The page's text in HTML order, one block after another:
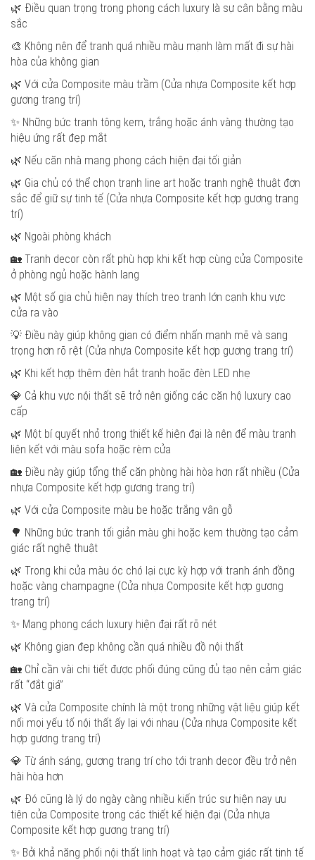
🌿 Điều quan trọng trong phong cách luxury là sự cân bằng màu
sắc
🎨 Không nên để tranh quá nhiều màu mạnh làm mất đi sự hài
hòa của không gian
🌿 Với cửa Composite màu trầm (Cửa nhựa Composite kết hợp
gương trang trí)
✨ Những bức tranh tông kem, trắng hoặc ánh vàng thường tạo
hiệu ứng rất đẹp mắt
🌿 Nếu căn nhà mang phong cách hiện đại tối giản
🌿 Gia chủ có thể chọn tranh line art hoặc tranh nghệ thuật đơn
sắc để giữ sự tinh tế (Cửa nhựa Composite kết hợp gương trang
trí)
🌿 Ngoài phòng khách
🏡 Tranh decor còn rất phù hợp khi kết hợp cùng cửa Composite
ở phòng ngủ hoặc hành lang
🌿 Một số gia chủ hiện nay thích treo tranh lớn cạnh khu vực
cửa ra vào
💡 Điều này giúp không gian có điểm nhấn mạnh mẽ và sang
trọng hơn rõ rệt (Cửa nhựa Composite kết hợp gương trang trí)
🌿 Khi kết hợp thêm đèn hắt tranh hoặc đèn LED nhẹ
💎 Cả khu vực nội thất sẽ trở nên giống các căn hộ luxury cao
cấp
🌿 Một bí quyết nhỏ trong thiết kế hiện đại là nên để màu tranh
liên kết với màu sofa hoặc rèm cửa
🏡 Điều này giúp tổng thể căn phòng hài hòa hơn rất nhiều (Cửa
nhựa Composite kết hợp gương trang trí)
🌿 Với cửa Composite màu be hoặc trắng vân gỗ
🌳 Những bức tranh tối giản màu ghi hoặc kem thường tạo cảm
giác rất nghệ thuật
🌿 Trong khi cửa màu óc chó lại cực kỳ hợp với tranh ánh đồng
hoặc vàng champagne (Cửa nhựa Composite kết hợp gương
trang trí)
✨ Mang phong cách luxury hiện đại rất rõ nét
🌿 Không gian đẹp không cần quá nhiều đồ nội thất
🏡 Chỉ cần vài chi tiết được phối đúng cũng đủ tạo nên cảm giác
rất “đắt giá”
🌿 Và cửa Composite chính là một trong những vật liệu giúp kết
nối mọi yếu tố nội thất ấy lại với nhau (Cửa nhựa Composite kết
hợp gương trang trí)
💎 Từ ánh sáng, gương trang trí cho tới tranh decor đều trở nên
hài hòa hơn
🌿 Đó cũng là lý do ngày càng nhiều kiến trúc sư hiện nay ưu
tiên cửa Composite trong các thiết kế hiện đại (Cửa nhựa
Composite kết hợp gương trang trí)
✨ Bởi khả năng phối nội thất linh hoạt và tạo cảm giác rất tinh tế